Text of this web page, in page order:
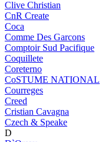
Clive Christian
CnR Create
Coca
Comme Des Garcons
Comptoir Sud Pacifique
Coquillete
Coreterno
CoSTUME NATIONAL
Courreges
Creed
Cristian Cavagna
Czech & Speake
D